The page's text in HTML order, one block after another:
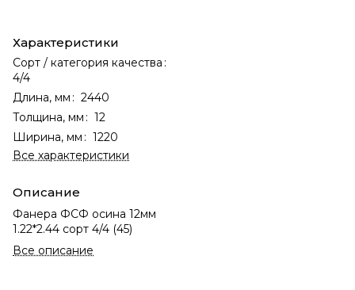
Характеристики
Сорт / категория качества :
4/4
Длина, мм : 2440
Толщина, мм : 12
Ширина, мм : 1220
Все характеристики
Описание
Фанера ФСФ осина 12мм
1.22*2.44 сорт 4/4 (45)
Все описание